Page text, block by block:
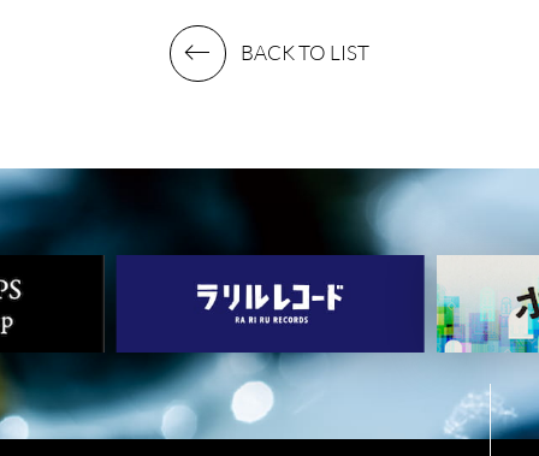
LIVE
BIO
MUSIC
WIMP'S REPO
STAFF DIARY
CONTACT
BACK TO LIST